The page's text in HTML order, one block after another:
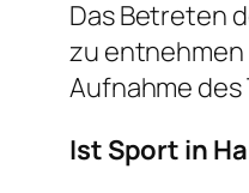
Das Betreten
zu entnehmen
Aufnahme
Ist Sport in